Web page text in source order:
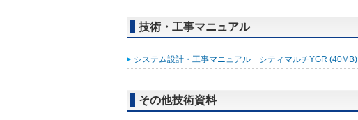
技術・工事マニュアル
システム設計・工事マニュアル シティマルチYGR (40MB)
その他技術資料